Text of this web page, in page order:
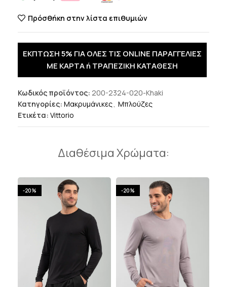
Πρόσθήκη στην λίστα επιθυμιών
ΕΚΠΤΩΣΗ 5% ΓΙΑ ΟΛΕΣ ΤΙΣ ONLINE ΠΑΡΑΓΓΕΛΙΕΣ
ΜΕ ΚΑΡΤΑ ή ΤΡΑΠΕΖΙΚΗ ΚΑΤΑΘΕΣΗ
Κωδικός προϊόντος: 200-2324-020-Khaki
Κατηγορίες: Μακρυμάνικες, Μπλούζες
Ετικέτα: Vittorio
Διαθέσιμα Χρώματα:
-20% -20%